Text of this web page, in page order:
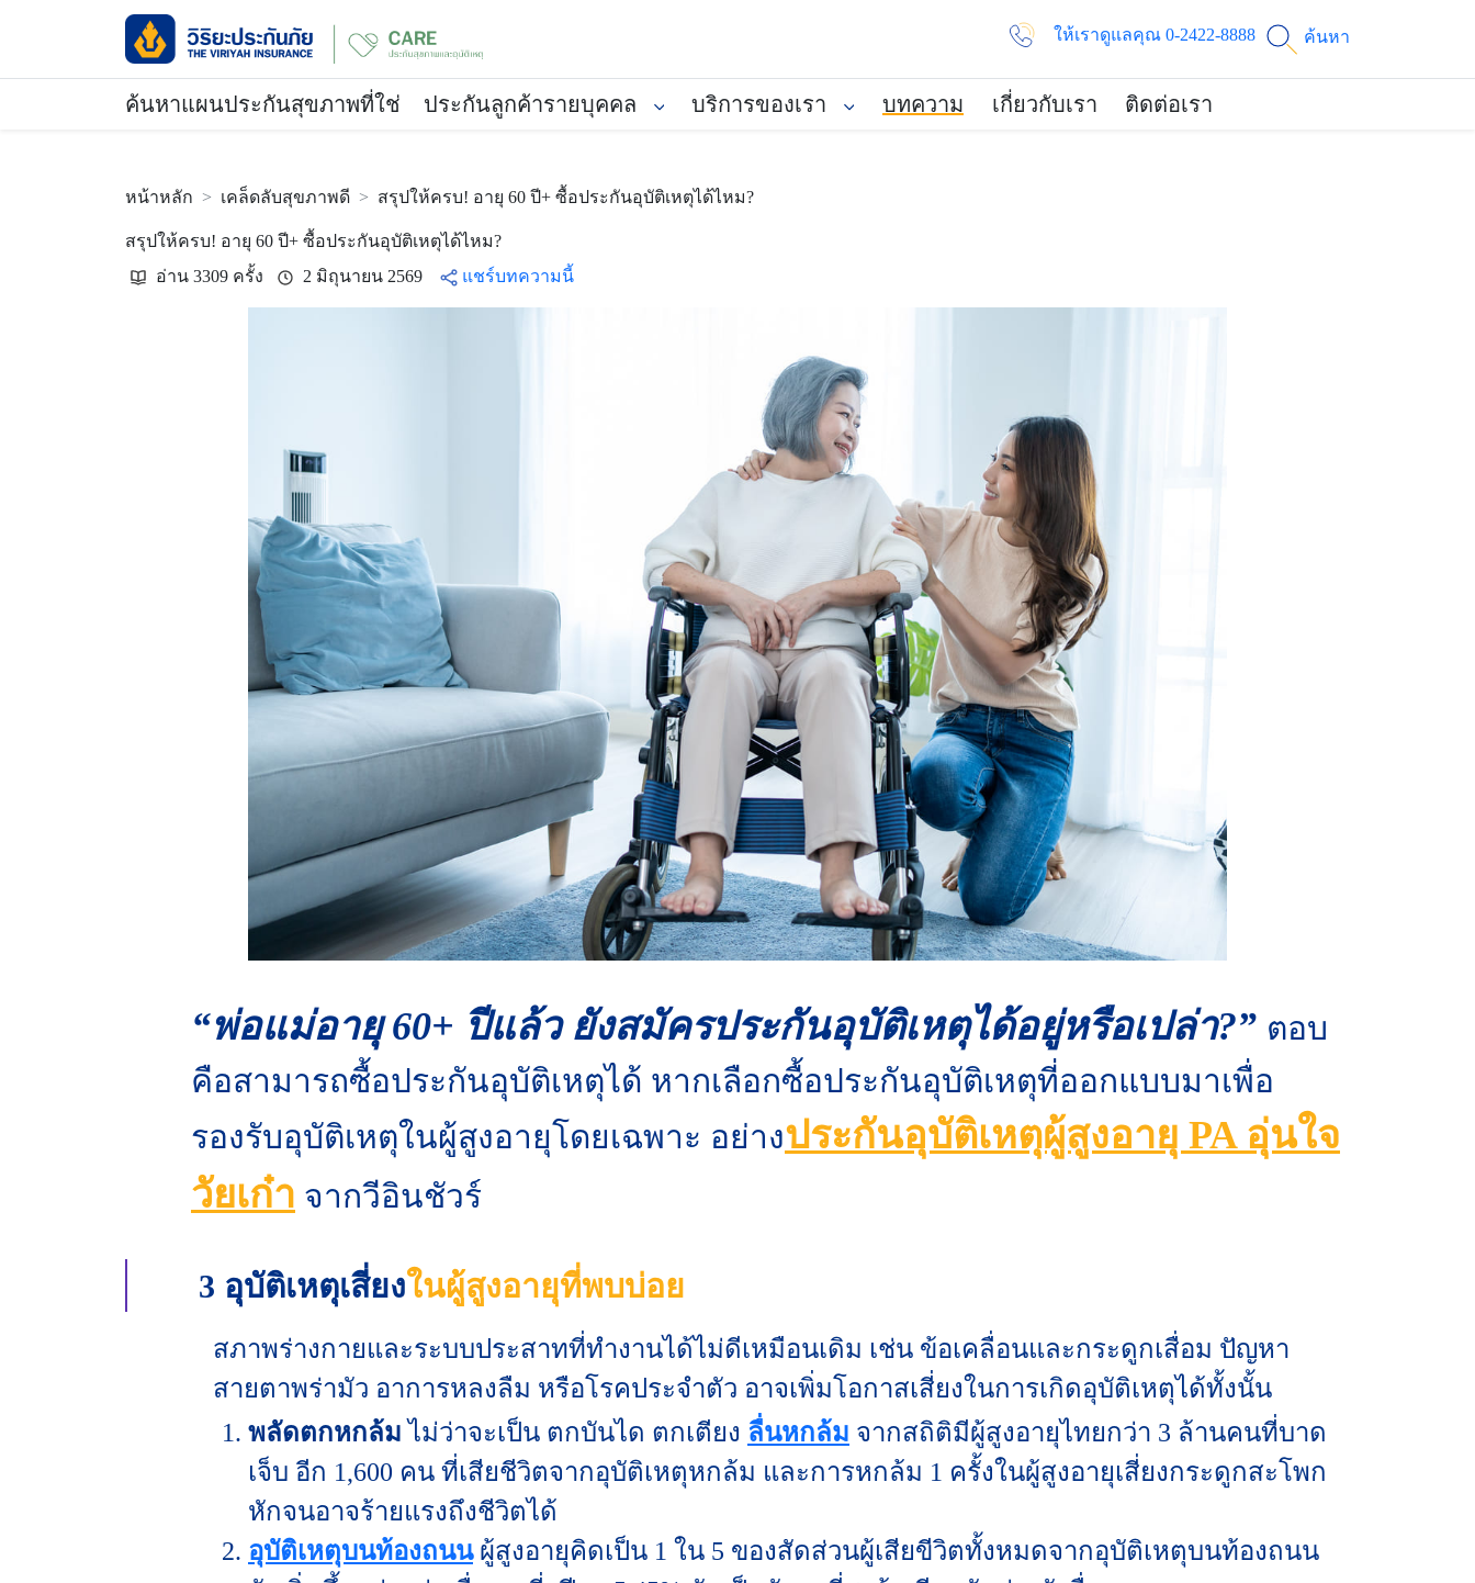
ให้เราดูแลคุณ 0-2422-8888 ค้นหา
ค้นหาแผนประกันสุขภาพที่ใช่ ประกันลูกค้ารายบุคคล บริการของเรา บทความ เกี่ยวกับเรา ติดต่อเรา
หน้าหลัก เคล็ดลับสุขภาพดี สรุปให้ครบ! อายุ 60 ปี+ ซื้อประกันอุบัติเหตุได้ไหม?
สรุปให้ครบ! อายุ 60 ปี+ ซื้อประกันอุบัติเหตุได้ไหม?
อ่าน 3309 ครั้ง
2 มิถุนายน 2569 แชร์บทความนี้
“พ่อแม่อายุ 60+ ปีแล้ว ยังสมัครประกันอุบัติเหตุได้อยู่หรือเปล่า?” ตอบ
คือสามารถซื้อประกันอุบัติเหตุได้ หากเลือกซื้อประกันอุบัติเหตุที่ออกแบบมาเพื่อ
รองรับอุบัติเหตุในผู้สูงอายุโดยเฉพาะ อย่างประกันอุบัติเหตุผู้สูงอายุ PA อุ่นใจ
วัยเก๋า จากวีอินชัวร์
3 อุบัติเหตุเสี่ยงในผู้สูงอายุที่พบบ่อย
สภาพร่างกายและระบบประสาทที่ทำงานได้ไม่ดีเหมือนเดิม เช่น ข้อเคลื่อนและกระดูกเสื่อม ปัญหา
สายตาพร่ามัว อาการหลงลืม หรือโรคประจำตัว อาจเพิ่มโอกาสเสี่ยงในการเกิดอุบัติเหตุได้ทั้งนั้น
พลัดตกหกล้ม ไม่ว่าจะเป็น ตกบันได ตกเตียง ลื่นหกล้ม จากสถิติมีผู้สูงอายุไทยกว่า 3 ล้านคนที่บาด
เจ็บ อีก 1,600 คน ที่เสียชีวิตจากอุบัติเหตุหกล้ม และการหกล้ม 1 ครั้งในผู้สูงอายุเสี่ยงกระดูกสะโพก
หักจนอาจร้ายแรงถึงชีวิตได้
อุบัติเหตุบนท้องถนน ผู้สูงอายุคิดเป็น 1 ใน 5 ของสัดส่วนผู้เสียขีวิตทั้งหมดจากอุบัติเหตุบนท้องถนน